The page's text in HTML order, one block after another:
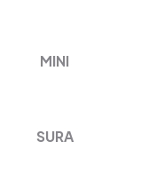
MINI
SURA